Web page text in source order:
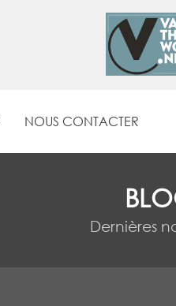
NOUS CONTACTER
Dernières